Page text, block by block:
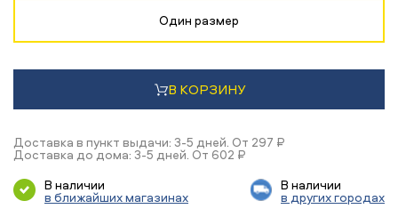
Один размер
В КОРЗИНУ
Доставка в пункт выдачи: 3-5 дней. От 297 ₽
Доставка до дома: 3-5 дней. От 602 ₽
В наличии
в ближайших магазинах
В наличии
в других городах